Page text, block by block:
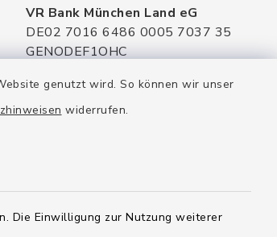
genutzt wird. So können wir unser
widerrufen.
Die Einwilligung zur Nutzung weiterer
VR Bank München Land eG
DE02 7016 6486 0005 7037 35
GENODEF1OHC
Raiffeisenbank Isar Loisachtal eG
DE92 7016 9543 0001 0005 00
HYVEDEMMXXX